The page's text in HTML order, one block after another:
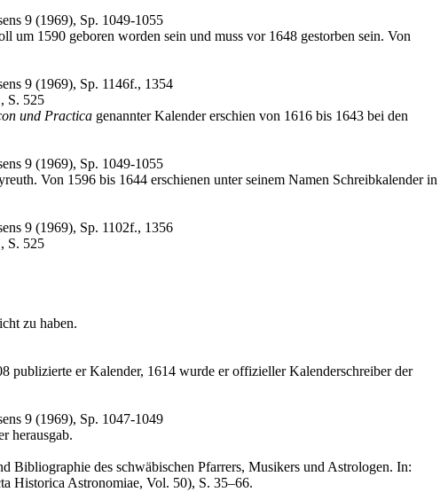
9 (1969), Sp. 1049-1055
1590 geboren worden sein und muss vor 1648 gestorben sein. Von
9 (1969), Sp. 1146f., 1354
S. 525
und Practica genannter Kalender erschien von 1616 bis 1643 bei den
9 (1969), Sp. 1049-1055
Von 1596 bis 1644 erschienen unter seinem Namen Schreibkalender in
9 (1969), Sp. 1102f., 1356
S. 525
zu haben.
publizierte er Kalender, 1614 wurde er offizieller Kalenderschreiber der
9 (1969), Sp. 1047-1049
herausgab.
des schwäbischen Pfarrers, Musikers und Astrologen. In:
Historica Astronomiae, Vol. 50), S. 35–66.